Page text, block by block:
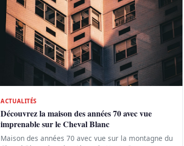
ACTUALITÉS
Découvrez la maison des années 70 avec vue
imprenable sur le Cheval Blanc
Maison des années 70 avec vue sur la montagne du